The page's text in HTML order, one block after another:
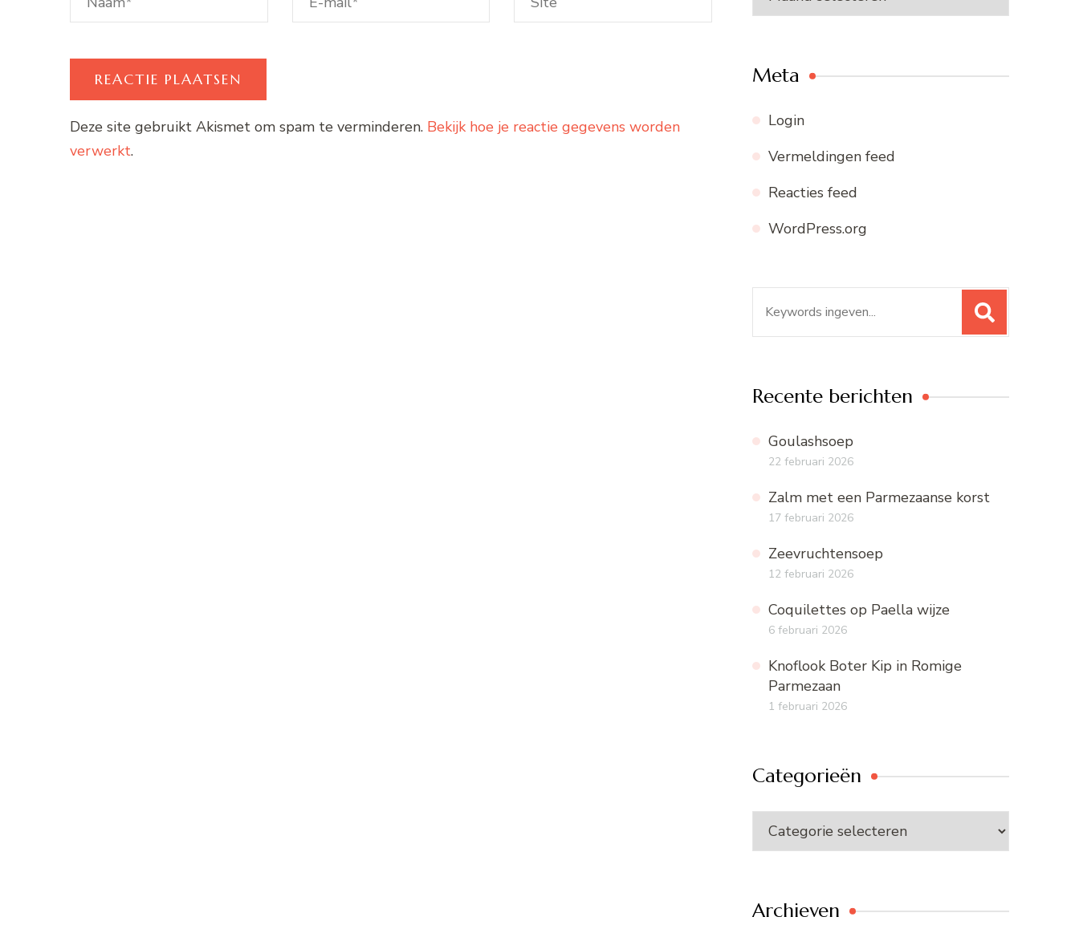
Deze site gebruikt Akismet om spam te verminderen. Bekijk hoe je reactie gegevens worden
verwerkt.
archief
Meta
Login
Vermeldingen feed
Reacties feed
WordPress.org
naar:
Recente berichten
Goulashsoep
22 februari 2026
Zalm met een Parmezaanse korst
17 februari 2026
Zeevruchtensoep
12 februari 2026
Coquilettes op Paella wijze
6 februari 2026
Knoflook Boter Kip in Romige
Parmezaan
1 februari 2026
Categorieën
Categorieën
Archieven